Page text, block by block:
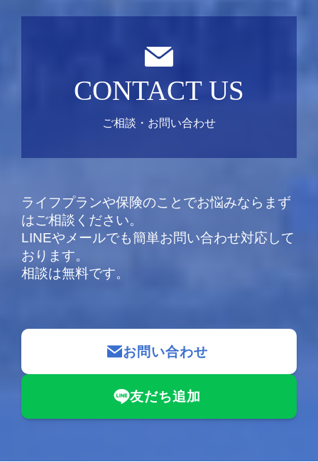
CONTACT US
ご相談・お問い合わせ
ライフプランや保険のことでお悩みならまず
はご相談ください。
LINEやメールでも簡単お問い合わせ対応して
おります。
相談は無料です。
お問い合わせ
友だち追加